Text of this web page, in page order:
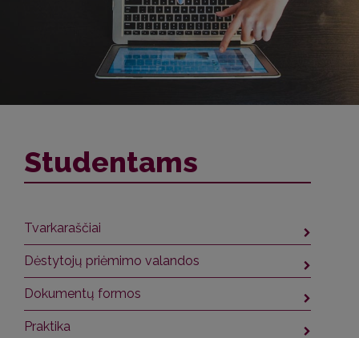
Studentams
Tvarkaraščiai
Dėstytojų priėmimo valandos
Dokumentų formos
Praktika